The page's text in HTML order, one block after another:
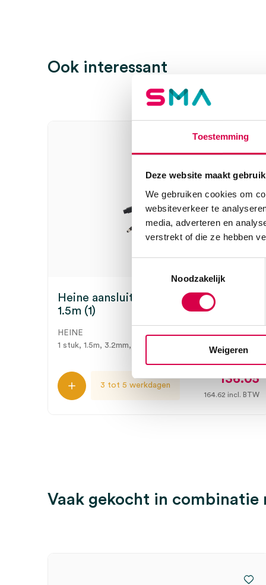
Toestemming
Deze website maakt
We gebruiken cookies om
websiteverkeer te
media, adverteren en
verstrekt of die ze hebben
Noodzakelijk
Weigeren
Ook interessant
Heine aansluitsnoer SC2, Ø 3.2mm,
1.5m (1)
HEINE
1 stuk, 1.5m, 3.2mm, MicroLight2, SC2
3 tot 5 werkdagen 136.05
164.62 incl. BTW
Vaak gekocht in combinatie